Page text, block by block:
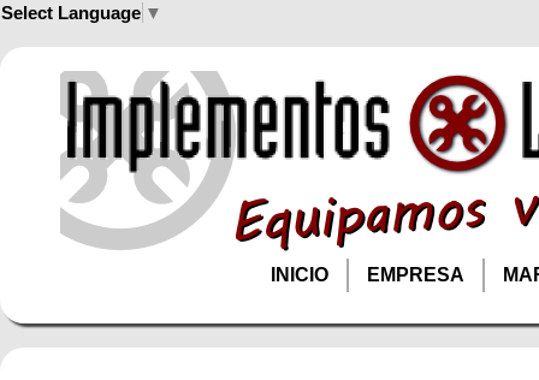
Select Language ▼
INICIO EMPRESA